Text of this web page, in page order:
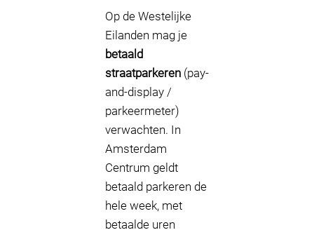
Op de Westelijke
Eilanden mag je
betaald
straatparkeren (pay-
and-display /
parkeermeter)
verwachten. In
Amsterdam
Centrum geldt
betaald parkeren de
hele week, met
betaalde uren